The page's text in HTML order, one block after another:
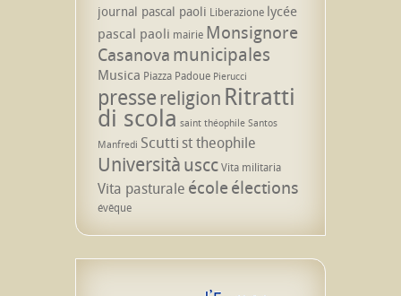
journal pascal paoli Liberazione lycée
pascal paoli mairie Monsignore
Casanova municipales
Musica Piazza Padoue Pierucci
pressereligion Ritratti
di scola saint théophile Santos
Manfredi Scuttist theophile
UniversitàusccVita militaria
Vita pasturale écoleélections
évêque